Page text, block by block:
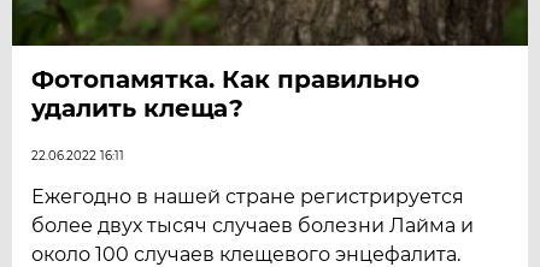
Фотопамятка. Как правильно
удалить клеща?
22.06.2022 16:11
Ежегодно в нашей стране регистрируется
более двух тысяч случаев болезни Лайма и
около 100 случаев клещевого энцефалита.